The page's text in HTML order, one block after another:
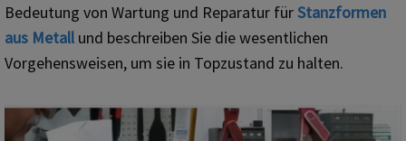
Bedeutung von Wartung und Reparatur fürStanzformen
aus Metall und beschreiben Sie die wesentlichen
Vorgehensweisen, um sie in Topzustand zu halten.